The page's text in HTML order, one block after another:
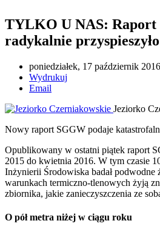
TYLKO U NAS: Raport
radykalnie przyspieszyło
poniedziałek, 17 październik
Wydrukuj
Email
Jeziorko
Nowy raport SGGW podaje
Opublikowany w ostatni piątek raport
2015 do kwietnia 2016. W tym czasie
Inżynierii Środowiska badał podwodne
warunkach termiczno-tlenowych żyją
zbiornika, jakie zanieczyszczenia ze
O pół metra niżej w ciągu roku